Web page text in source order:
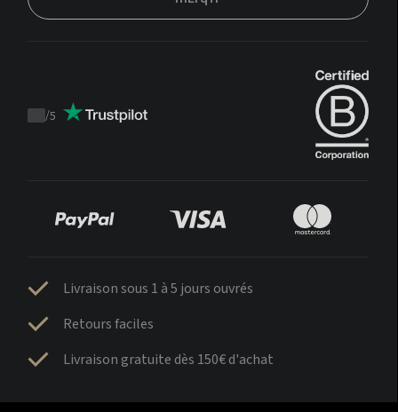
Trustpilot
/5
Livraison sous 1 à 5 jours ouvrés
Retours faciles
Livraison gratuite dès 150€ d'achat